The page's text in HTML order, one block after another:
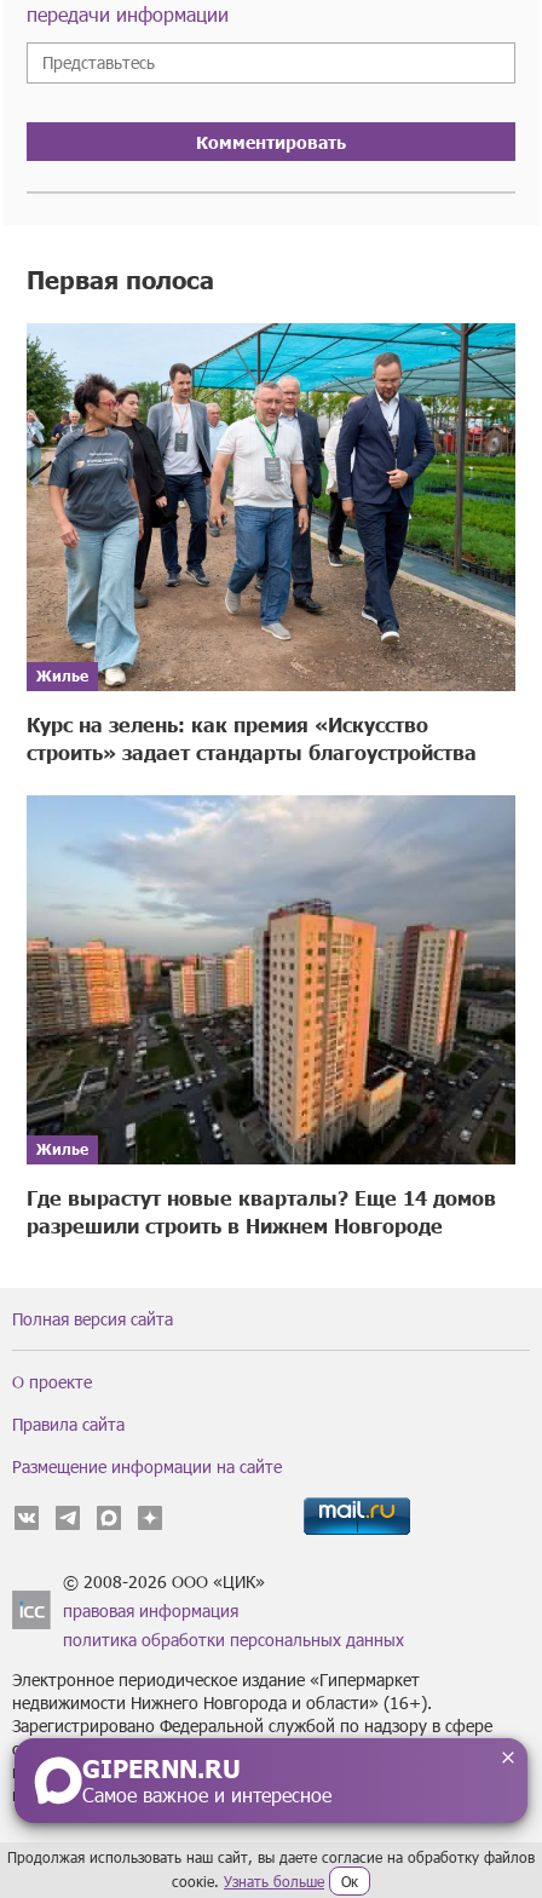
передачи информации
Комментировать
Первая полоса
Жилье
Курс на зелень: как премия «Искусство
строить» задает стандарты благоустройства
Жилье
Где вырастут новые кварталы? Еще 14 домов
разрешили строить в Нижнем Новгороде
GIPERNN.RU
Самое важное и интересное
Полная версия сайта
О проекте
Правила сайта
Размещение информации на сайте
© 2008-2026 ООО «ЦИК»
правовая информация
политика обработки персональных данных
Электронное периодическое издание «Гипермаркет
недвижимости Нижнего Новгорода и области» (16+).
Зарегистрировано Федеральной службой по надзору в сфере
связи, информационных технологий
и массовых коммуникаций (Роскомнадзор) за регистрационным
номером Эл № ФС77-43795 от 07 февраля 2011 г.
Продолжая использовать наш сайт, вы даете согласие на обработку файлов
сoокіе. Узнать больше Ок